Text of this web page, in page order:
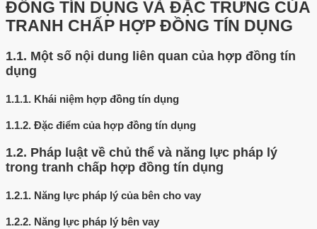
ĐỒNG TÍN DỤNG VÀ ĐẶC TRƯNG CỦA
TRANH CHẤP HỢP ĐỒNG TÍN DỤNG
1.1. Một số nội dung liên quan của hợp đồng tín
dụng
1.1.1. Khái niệm hợp đồng tín dụng
1.1.2. Đặc điểm của hợp đồng tín dụng
1.2. Pháp luật về chủ thể và năng lực pháp lý
trong tranh chấp hợp đồng tín dụng
1.2.1. Năng lực pháp lý của bên cho vay
1.2.2. Năng lực pháp lý bên vay